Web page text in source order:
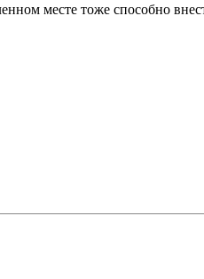
месте тоже способно